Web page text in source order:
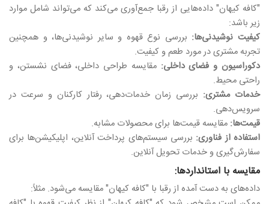
"کافه کیهان" داده‌هایی از رقبا جمع‌آوری می‌کند که می‌تواند شامل موارد
زیر باشد:
کیفیت نوشیدنی‌ها: بررسی نوع قهوه و سایر نوشیدنی‌ها، و همچنین
تجربه مشتری در مورد طعم و کیفیت.
دکوراسیون و فضای داخلی: مقایسه طراحی داخلی، فضای نشستن، و
راحتی محیط.
خدمات مشتری: بررسی زمان خدمات‌دهی، رفتار کارکنان و سرعت در
سرویس‌دهی.
قیمت‌ها: مقایسه قیمت‌ها برای محصولات مشابه.
استفاده از فناوری: بررسی سیستم‌های پرداخت آنلاین، اپلیکیشن‌ها برای
سفارش‌گیری و خدمات تحویل آنلاین.
مقایسه با استانداردها:
داده‌های به دست آمده از رقبا با "کافه کیهان" مقایسه می‌شود. مثلاً: